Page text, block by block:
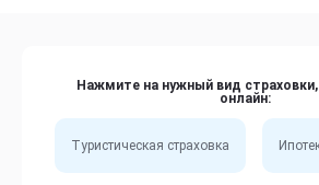
Нажмите на нужный вид страховки,
онлайн:
Туристическая страховка